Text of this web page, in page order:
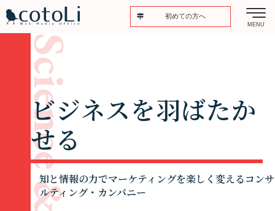
MENU
初めての方へ
ビジネスを羽ばたか
せる
知と情報の力でマーケティングを楽しく変えるコンサ
ルティング・カンパニー